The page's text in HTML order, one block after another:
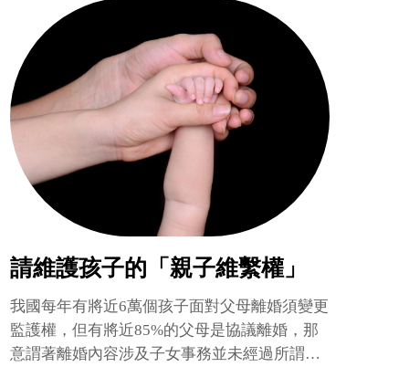
請維護孩子的「親子維繫權」
我國每年有將近6萬個孩子面對父母離婚須變更
監護權，但有將近85%的父母是協議離婚，那
意謂著離婚內容涉及子女事務並未經過所謂